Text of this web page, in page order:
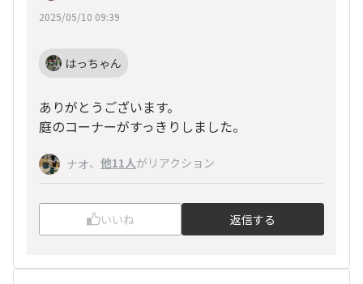
2025/05/10 09:39
はっちゃん
ありがとうございます。
庭のコーナーがすっきりしました。
ナオ、 他11人がリアクション
いいね 返信する